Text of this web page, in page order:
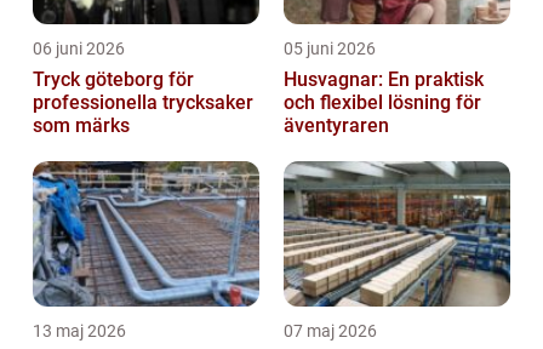
06 juni 2026
Tryck göteborg för
professionella trycksaker
som märks
05 juni 2026
Husvagnar: En praktisk
och flexibel lösning för
äventyraren
13 maj 2026 07 maj 2026